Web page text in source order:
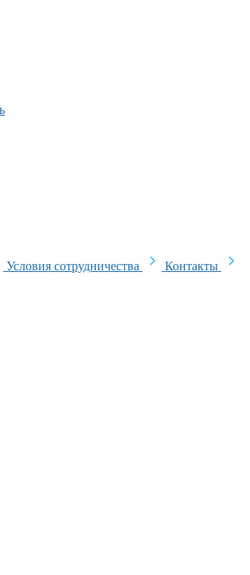
Условия сотрудничества
Контакты